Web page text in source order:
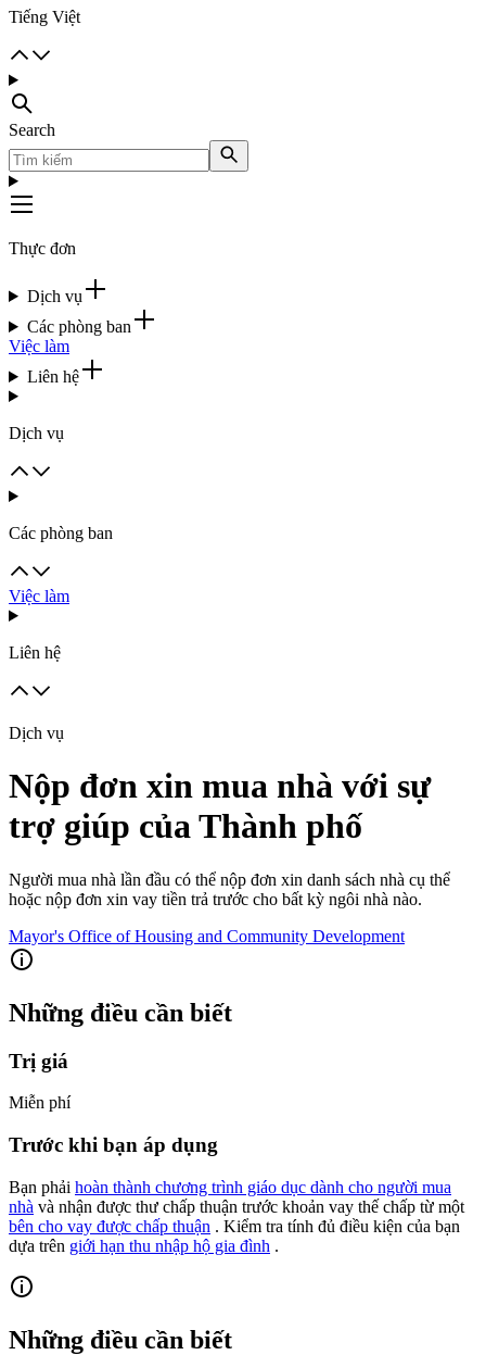
Tiếng Việt
Search
Thực đơn
Dịch vụ
Các phòng ban
Việc làm
Liên hệ
Dịch vụ
Các phòng ban
Việc làm
Liên hệ
Dịch vụ
Nộp đơn xin mua nhà với sự
trợ giúp của Thành phố
Người mua nhà lần đầu có thể nộp đơn xin danh sách nhà cụ thể
hoặc nộp đơn xin vay tiền trả trước cho bất kỳ ngôi nhà nào.
Mayor's Office of Housing and Community Development
Những điều cần biết
Trị giá
Miễn phí
Trước khi bạn áp dụng
Bạn phải hoàn thành chương trình giáo dục dành cho người mua
nhà và nhận được thư chấp thuận trước khoản vay thế chấp từ một
bên cho vay được chấp thuận . Kiểm tra tính đủ điều kiện của bạn
dựa trên giới hạn thu nhập hộ gia đình .
Những điều cần biết